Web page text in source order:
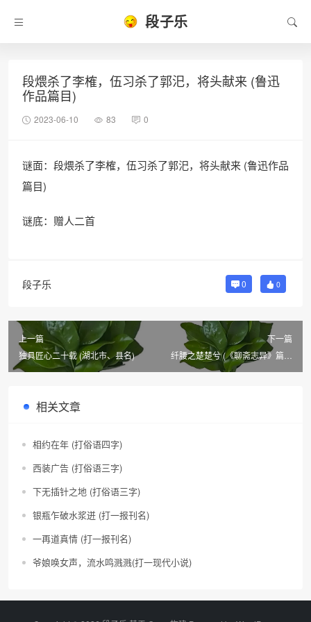
段子乐
段煨杀了李榷，伍习杀了郭汜，将头献来 (鲁迅
作品篇目)
2023-06-10 83 0
谜面：段煨杀了李榷，伍习杀了郭汜，将头献来 (鲁迅作品
篇目)
谜底：赠人二首
段子乐 0 0
上一篇
独具匠心二十载 (湖北市、县名)
下一篇
纤腰之楚楚兮 (《聊斋志异》篇目
相关文章
相约在年 (打俗语四字)
西装广告 (打俗语三字)
下无插针之地 (打俗语三字)
银瓶乍破水浆迸 (打一报刊名)
一再道真情 (打一报刊名)
爷娘唤女声，流水鸣溅溅(打一现代小说)